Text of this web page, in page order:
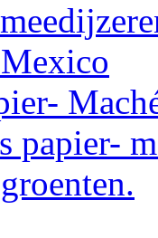
papier-